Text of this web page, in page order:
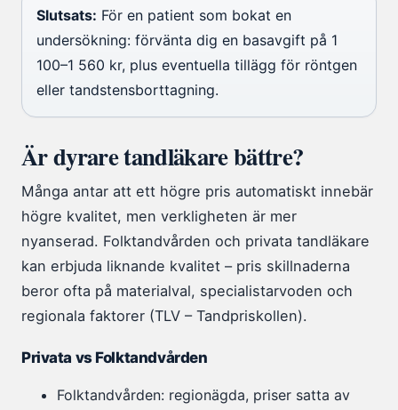
Slutsats: För en patient som bokat en
undersökning: förvänta dig en basavgift på 1
100–1 560 kr, plus eventuella tillägg för röntgen
eller tandstensborttagning.
Är dyrare tandläkare bättre?
Många antar att ett högre pris automatiskt innebär
högre kvalitet, men verkligheten är mer
nyanserad. Folktandvården och privata tandläkare
kan erbjuda liknande kvalitet – pris skillnaderna
beror ofta på materialval, specialistarvoden och
regionala faktorer (TLV – Tandpriskollen).
Privata vs Folktandvården
Folktandvården: regionägda, priser satta av